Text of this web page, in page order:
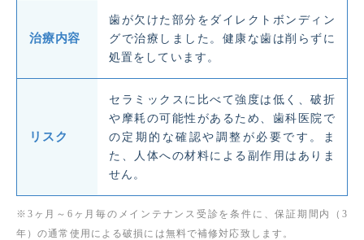
治療内容
歯が欠けた部分をダイレクトボンディン
グで治療しました。健康な歯は削らずに
処置をしています。
リスク
セラミックスに比べて強度は低く、破折
や摩耗の可能性があるため、歯科医院で
の定期的な確認や調整が必要です。ま
た、人体への材料による副作用はありま
せん。
※3ヶ月～6ヶ月毎のメインテナンス受診を条件に、保証期間内（3
年）の通常使用による破損には無料で補修対応致します。